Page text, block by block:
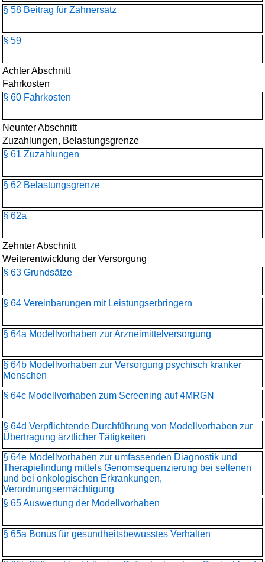
§ 58 Beitrag für Zahnersatz
§ 59
Achter Abschnitt
Fahrkosten
§ 60 Fahrkosten
Neunter Abschnitt
Zuzahlungen, Belastungsgrenze
§ 61 Zuzahlungen
§ 62 Belastungsgrenze
§ 62a
Zehnter Abschnitt
Weiterentwicklung der Versorgung
§ 63 Grundsätze
§ 64 Vereinbarungen mit Leistungserbringern
§ 64a Modellvorhaben zur Arzneimittelversorgung
§ 64b Modellvorhaben zur Versorgung psychisch kranker
Menschen
§ 64c Modellvorhaben zum Screening auf 4MRGN
§ 64d Verpflichtende Durchführung von Modellvorhaben zur
Übertragung ärztlicher Tätigkeiten
§ 64e Modellvorhaben zur umfassenden Diagnostik und
Therapiefindung mittels Genomsequenzierung bei seltenen
und bei onkologischen Erkrankungen,
Verordnungsermächtigung
§ 65 Auswertung der Modellvorhaben
§ 65a Bonus für gesundheitsbewusstes Verhalten